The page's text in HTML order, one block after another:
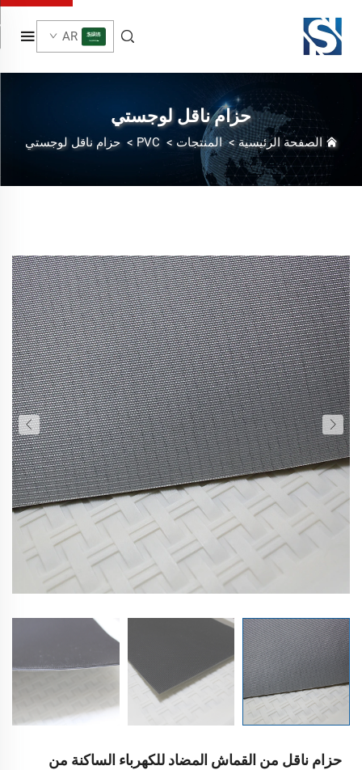
AR
حزام ناقل لوجستي
الصفحة الرئيسية>المنتجات >
PVC
>حزام ناقل لوجستي
حزام ناقل من القماش المضاد للكهرباء الساكنة من